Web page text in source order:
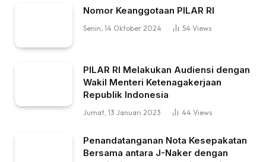
Nomor Keanggotaan PILAR RI
Senin, 14 Oktober 2024 54 Views
PILAR RI Melakukan Audiensi dengan
Wakil Menteri Ketenagakerjaan
Republik Indonesia
Jumat, 13 Januari 2023 44 Views
Penandatanganan Nota Kesepakatan
Bersama antara J-Naker dengan